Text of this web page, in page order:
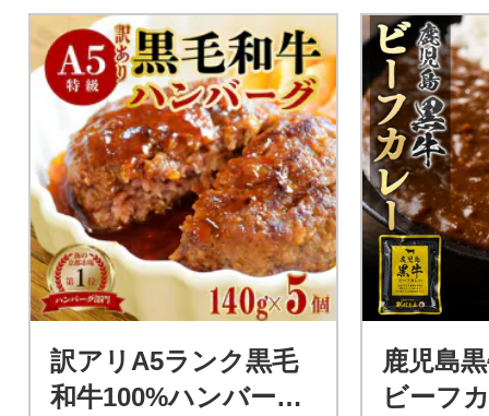
訳アリA5ランク黒毛
和牛100%ハンバーグ
鹿児島
ビーフ